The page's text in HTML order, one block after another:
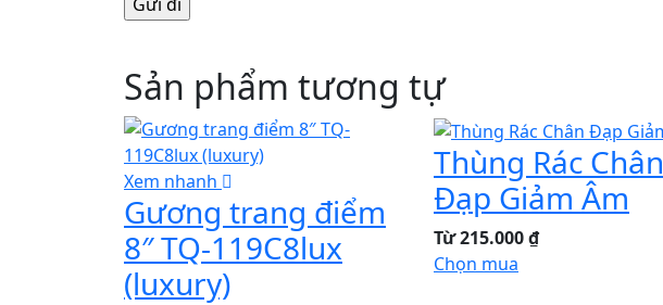
Sản phẩm tương tự
Xem nhanh
Gương trang điểm
8″ TQ-119C8lux
(luxury)
Thùng Rác Chân
Đạp Giảm Âm
Từ 215.000 ₫
Chọn mua